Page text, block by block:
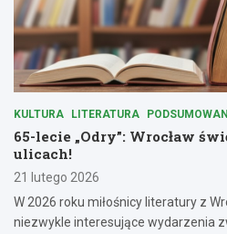
KULTURA LITERATURA
65-lecie „Odry”: Wrocław
ulicach!
21 lutego 2026
W 2026 roku miłośnicy literatury z
niezwykle interesujące wydarzenia